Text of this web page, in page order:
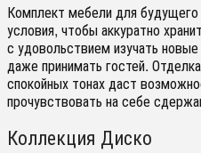
Комплект мебели для
условия, чтобы аккуратно
с удовольствием изучать
даже принимать гостей.
спокойных тонах даст
прочувствовать на себе
Коллекция Диско